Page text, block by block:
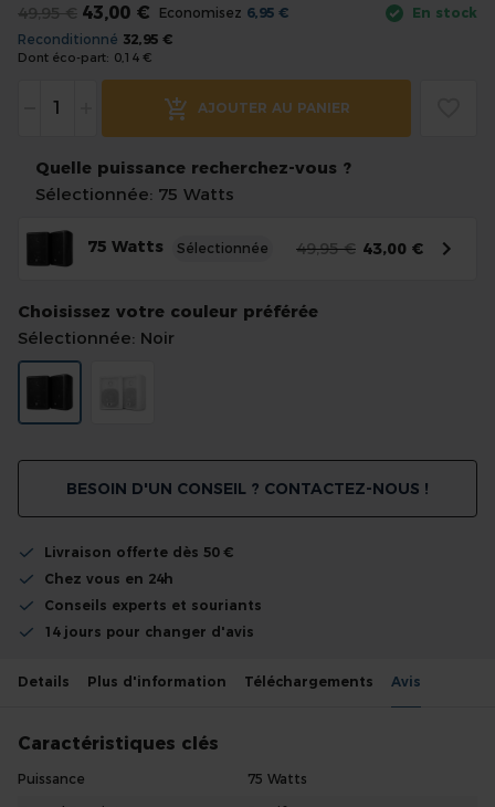
43,00 €
49,95 € Economisez 6,95 €
Dont éco-part: 0,14 €
Reconditionné 32,95 €
Quelle puissance recherchez-vous ?
Sélectionnée: 75 Watts
75 Watts Sélectionnée 43,00 €
49,95 €
Choisissez votre couleur préférée
Sélectionnée: Noir
AJOUTER AU PANIER
En stock
BESOIN D'UN CONSEIL ? CONTACTEZ-NOUS !
Livraison offerte dès 50 €
Chez vous en 24h
Conseils experts et souriants
14 jours pour changer d'avis
the
beginning
Details Plus d'information Téléchargements Avis
Caractéristiques clés
Puissance
75 Watts